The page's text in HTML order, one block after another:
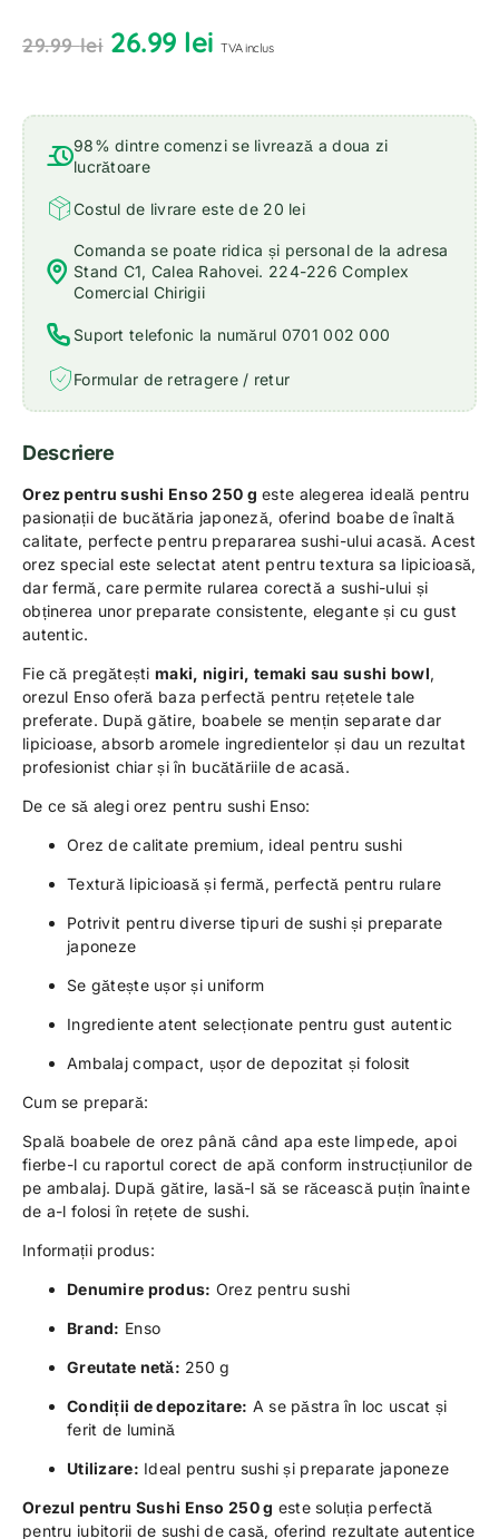
29.99lei 26.99 lei TVA inclus
98% dintre comenzi se livrează a doua zi
lucrătoare
Costul de livrare este de 20 lei
Comanda se poate ridica și personal de la adresa
Stand C1, Calea Rahovei. 224-226 Complex
Comercial Chirigii
Suport telefonic la numărul 0701 002 000
Formular de retragere / retur
Descriere
Orez pentru sushi Enso 250 g este alegerea ideală pentru
pasionații de bucătăria japoneză, oferind boabe de înaltă
calitate, perfecte pentru prepararea sushi-ului acasă. Acest
orez special este selectat atent pentru textura sa lipicioasă,
dar fermă, care permite rularea corectă a sushi-ului și
obținerea unor preparate consistente, elegante și cu gust
autentic.
Fie că pregăteștimaki, nigiri, temaki sau sushi bowl,
orezul Enso oferă baza perfectă pentru rețetele tale
preferate. După gătire, boabele se mențin separate dar
lipicioase, absorb aromele ingredientelor și dau un rezultat
profesionist chiar și în bucătăriile de acasă.
De ce să alegi orez pentru sushi Enso:
Orez de calitate premium, ideal pentru sushi
Textură lipicioasă și fermă, perfectă pentru rulare
Potrivit pentru diverse tipuri de sushi și preparate
japoneze
Se gătește ușor și uniform
Ingrediente atent selecționate pentru gust autentic
Ambalaj compact, ușor de depozitat și folosit
Cum se prepară:
Spală boabele de orez până când apa este limpede, apoi
fierbe-l cu raportul corect de apă conform instrucțiunilor de
pe ambalaj. După gătire, lasă-l să se răcească puțin înainte
de a-l folosi în rețete de sushi.
Informații produs:
Denumire produs: Orez pentru sushi
Brand: Enso
Greutate netă: 250 g
Condiții de depozitare: A se păstra în loc uscat și
ferit de lumină
Utilizare: Ideal pentru sushi și preparate japoneze
Orezul pentru Sushi Enso 250 g este soluția perfectă
pentru iubitorii de sushi de casă, oferind rezultate autentice